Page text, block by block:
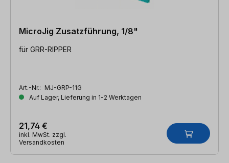
MicroJig Zusatzführung, 1/8"
für GRR-RIPPER
Art.-Nr.: MJ-GRP-11G
Auf Lager, Lieferung in 1-2 Werktagen
21,74 €
inkl. MwSt. zzgl.
Versandkosten